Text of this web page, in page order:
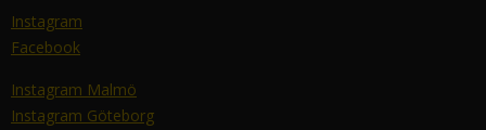
Instagram
Facebook
Instagram Malmö
Instagram Göteborg